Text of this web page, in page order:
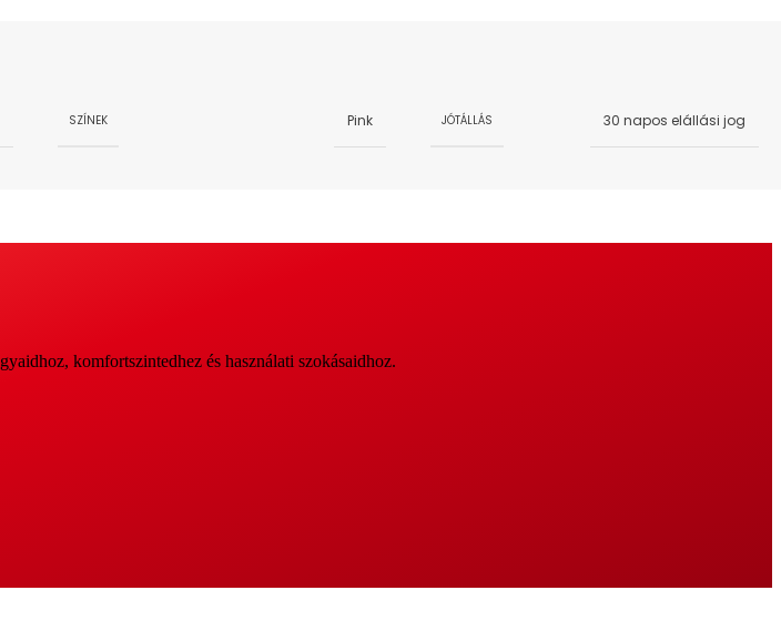
SZÍNEK Pink JÓTÁLLÁS 30 napos elállási jog